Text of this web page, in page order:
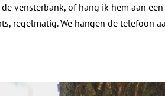
vensterbank, of hang ik hem aan een
regelmatig. We hangen de telefoon